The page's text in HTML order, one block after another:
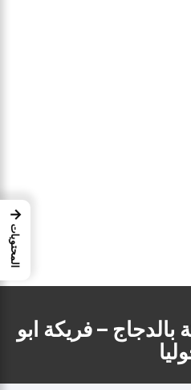
– فريكة ابو
→
المحتويات